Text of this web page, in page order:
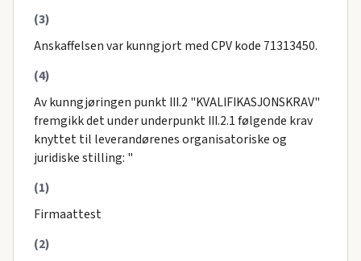
(3)
Anskaffelsen var kunngjort med CPV kode 71313450.
(4)
Av kunngjøringen punkt III.2 "KVALIFIKASJONSKRAV"
fremgikk det under underpunkt III.2.1 følgende krav
knyttet til leverandørenes organisatoriske og
juridiske stilling: "
(1)
Firmaattest
(2)